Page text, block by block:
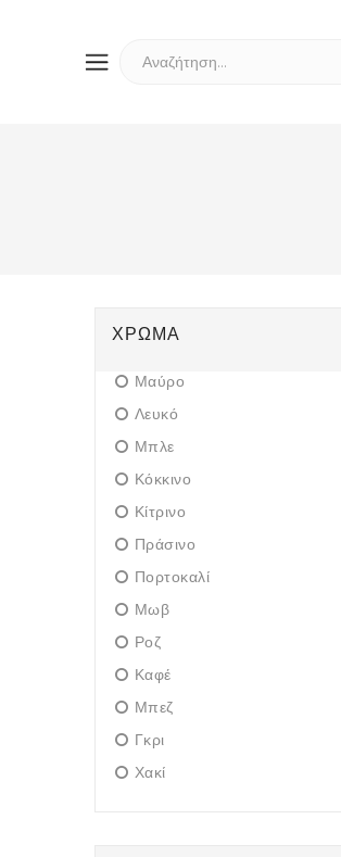
ΧΡΏΜΑ
Μαύρο
Λευκό
Μπλε
Κόκκινο
Κίτρινο
Πράσινο
Πορτοκαλί
Μωβ
Ροζ
Καφέ
Μπεζ
Γκρι
Χακί